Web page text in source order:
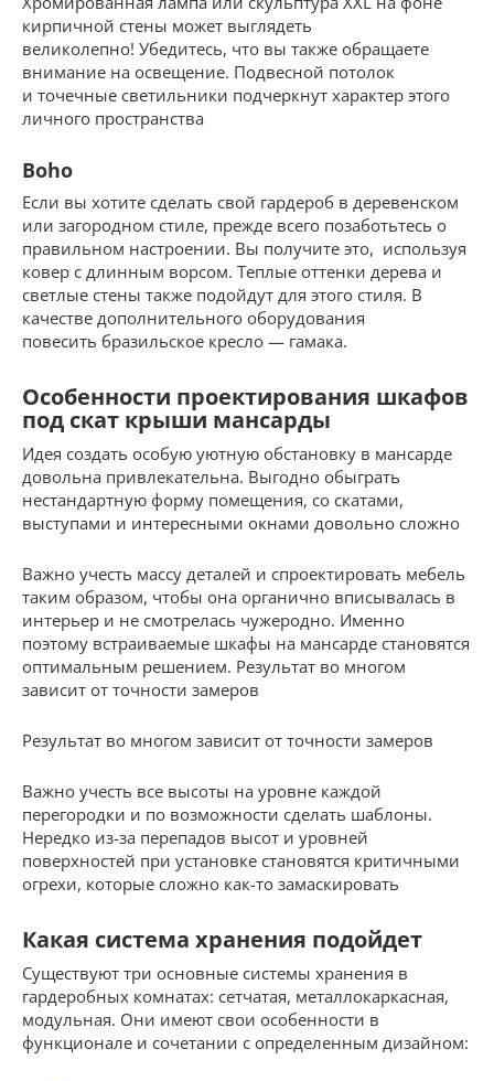
кирпичной стены может выглядеть
великолепно! Убедитесь, что вы также обращаете
внимание на освещение. Подвесной потолок
и точечные светильники подчеркнут характер этого
личного пространства
Boho
Если вы хотите сделать свой гардероб в деревенском
или загородном стиле, прежде всего позаботьтесь о
правильном настроении. Вы получите это, используя
ковер с длинным ворсом. Теплые оттенки дерева и
светлые стены также подойдут для этого стиля. В
качестве дополнительного оборудования
повесить бразильское кресло — гамака.
Особенности проектирования шкафов
под скат крыши мансарды
Идея создать особую уютную обстановку в мансарде
довольна привлекательна. Выгодно обыграть
нестандартную форму помещения, со скатами,
выступами и интересными окнами довольно сложно
Важно учесть массу деталей и спроектировать мебель
таким образом, чтобы она органично вписывалась в
интерьер и не смотрелась чужеродно. Именно
поэтому встраиваемые шкафы на мансарде становятся
оптимальным решением. Результат во многом
зависит от точности замеров
Результат во многом зависит от точности замеров
Важно учесть все высоты на уровне каждой
перегородки и по возможности сделать шаблоны.
Нередко из-за перепадов высот и уровней
поверхностей при установке становятся критичными
огрехи, которые сложно как-то замаскировать
Какая система хранения подойдет
Существуют три основные системы хранения в
гардеробных комнатах: сетчатая, металлокаркасная,
модульная. Они имеют свои особенности в
функционале и сочетании с определенным дизайном: